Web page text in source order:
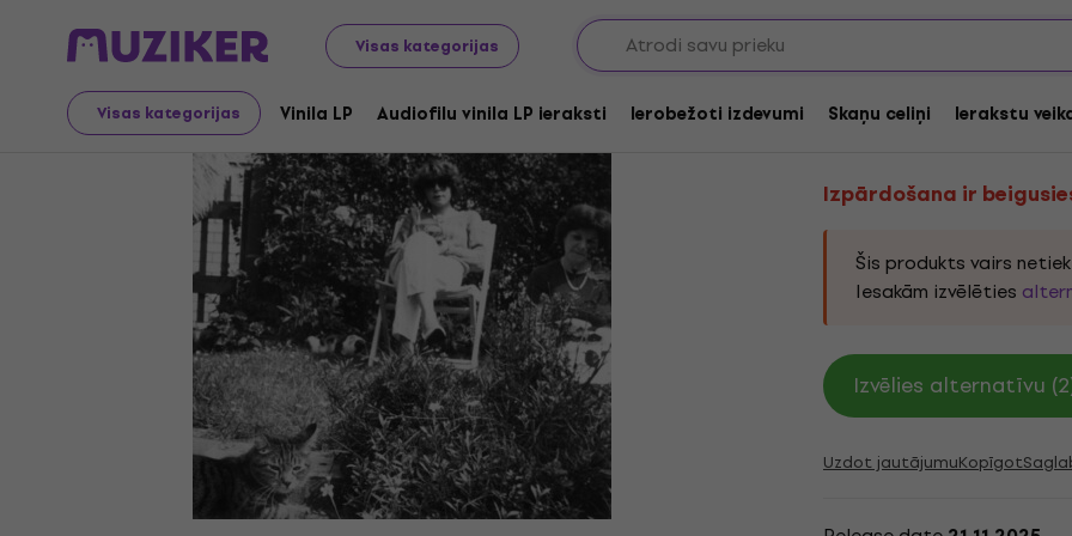
Visas kategorijas
Visas kategorijas Vinila LP Audiofilu vinila LP ieraksti Ierobežoti izdevumi Skaņu celiņi Ierakstu
LP ieraksti un kompaktdiski Vinila LP
Izpārdošana ir beigusies
Izpārdošana ir beigusies
Natasha Pirard -
Izpārdošana ir
Šis produkts vairs
Iesakām izvēlēties
Izvēlies alternatīvu
Uzdot jautājumuKopīgot